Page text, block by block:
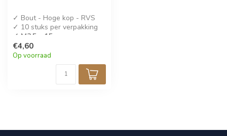
✓ Bout - Hoge kop - RVS
✓ 10 stuks per verpakking
✓ M2,5 x 15
€4,60
Op voorraad